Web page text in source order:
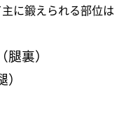
に鍛えられる部位は
裏）